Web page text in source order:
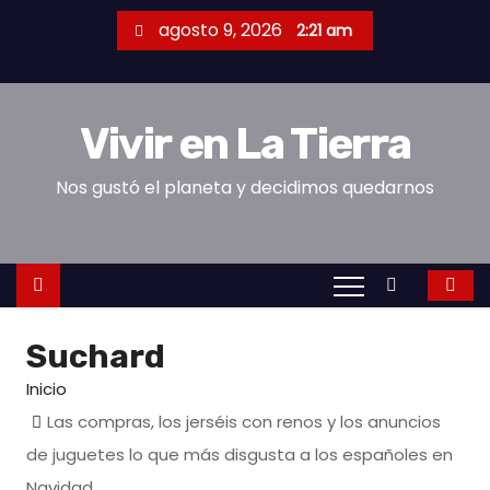
c
agosto 9, 2026 2:21 am
Vivir en La Tierra
Nos gustó el planeta y decidimos quedarnos
Suchard
Inicio
Las compras, los jerséis con renos y los anuncios
de juguetes lo que más disgusta a los españoles en